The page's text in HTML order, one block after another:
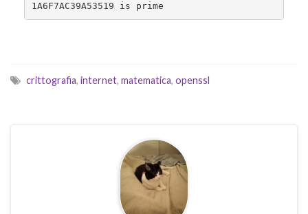
1A6F7AC39A53519 is prime
crittografia, internet, matematica, openssl